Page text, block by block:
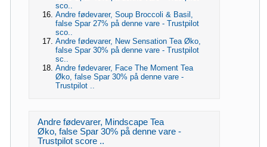
sco..
Andre fødevarer, Soup Broccoli & Basil,
false Spar 27% på denne vare - Trustpilot
sco..
Andre fødevarer, New Sensation Tea Øko,
false Spar 30% på denne vare - Trustpilot
sc..
Andre fødevarer, Face The Moment Tea
Øko, false Spar 30% på denne vare -
Trustpilot ..
Andre fødevarer, Mindscape Tea
Øko, false Spar 30% på denne vare -
Trustpilot score ..